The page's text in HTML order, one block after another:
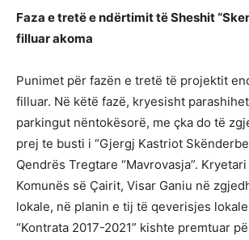
Faza e tretë e ndërtimit të Sheshit
filluar akoma
Punimet për fazën e tretë të projektit
filluar. Në këtë fazë, kryesisht
parkingut nëntokësorë, me çka do të
prej te busti i “Gjergj Kastriot
Qendrës Tregtare “Mavrovasja”.
Komunës së Çairit, Visar Ganiu në
lokale, në planin e tij të qeverisjes
“Kontrata 2017-2021” kishte premtuar